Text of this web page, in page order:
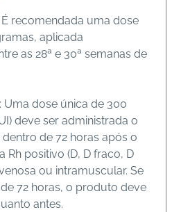
É recomendada uma dose
aplicada
as 28ª e 30ª semanas de
: Uma dose única de 300
deve ser administrada o
de 72 horas após o
Rh positivo (D, D fraco, D
ou intramuscular. Se
72 horas, o produto deve
antes.